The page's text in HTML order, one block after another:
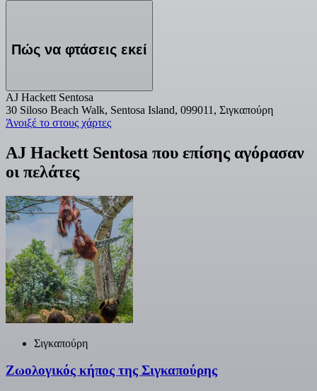
Πώς να φτάσεις εκεί
AJ Hackett Sentosa
30 Siloso Beach Walk, Sentosa Island, 099011, Σιγκαπούρη
Άνοιξέ το στους χάρτες
AJ Hackett Sentosa που επίσης αγόρασαν
οι πελάτες
Σιγκαπούρη
Ζωολογικός κήπος της Σιγκαπούρης